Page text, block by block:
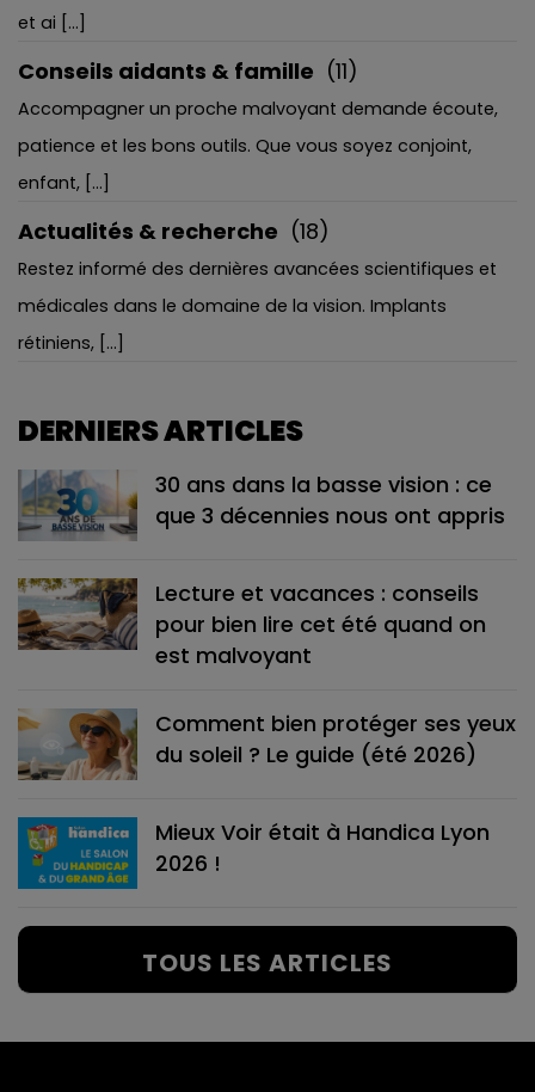
et ai [...]
Conseils aidants & famille (11)
Accompagner un proche malvoyant demande écoute,
patience et les bons outils. Que vous soyez conjoint,
enfant, [...]
Actualités & recherche (18)
Restez informé des dernières avancées scientifiques et
médicales dans le domaine de la vision. Implants
rétiniens, [...]
DERNIERS ARTICLES
30 ans dans la basse vision : ce
que 3 décennies nous ont appris
Lecture et vacances : conseils
pour bien lire cet été quand on
est malvoyant
Comment bien protéger ses yeux
du soleil ? Le guide (été 2026)
Mieux Voir était à Handica Lyon
2026 !
TOUS LES ARTICLES